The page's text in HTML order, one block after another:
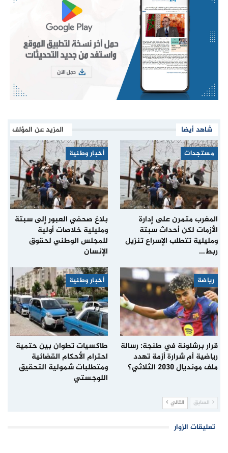
شاهد أيضا المزيد عن المؤلف
مستجدات
المغرب متمرن على إدارة
الأزمات لكن أحداث سبتة
ومليلية تتطلب الإسراع تنزيل
ربط…
أخبار وطنية
بلاغ صحفي العبور إلى سبتة
ومليلية خلاصات أولية
للمجلس الوطني لحقوق
الإنسان
رياضة
قرار برشلونة في طنجة: رسالة
رياضية أم شرارة أزمة تهدد
ملف مونديال 2030 الثلاثي؟
أخبار وطنية
طاكسيات تطوان بين حتمية
احترام الأحكام القضائية
ومتطلبات شمولية التحقيق
اللوجستي
السابق التالي
تعليقات الزوار